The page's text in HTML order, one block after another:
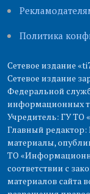
Политика
Сетевое издание
Сетевое издание
Федеральной
информационных
Учредитель: ГУ ТО
Главный
материалы,
ТО
соответствии с
материалов сайта